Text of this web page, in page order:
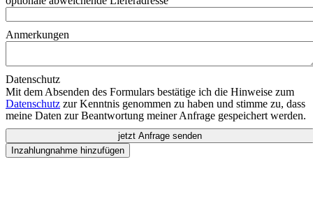
Anmerkungen
Datenschutz
Mit dem Absenden des Formulars bestätige ich die Hinweise zum
Datenschutz zur Kenntnis genommen zu haben und stimme zu, dass
meine Daten zur Beantwortung meiner Anfrage gespeichert werden.
jetzt Anfrage senden
Inzahlungnahme hinzufügen